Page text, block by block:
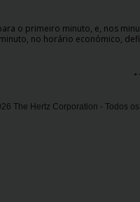
o primeiro minuto, e, nos
minuto, no horário económico,
The Hertz Corporation - Todos